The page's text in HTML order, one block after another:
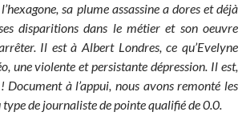
sa plume assassine a dores et déjà
disparitions dans le métier et son oeuvre
Il est à Albert Londres, ce qu’Evelyne
une violente et persistante dépression. Il est,
Document à l’appui, nous avons remonté les
type de journaliste de pointe qualifié de 0.0.